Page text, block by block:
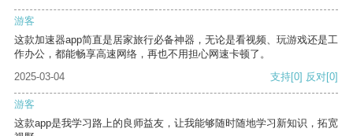
游客
这款加速器app简直是居家旅行必备神器，无论是看视频、玩游戏还是工
作办公，都能畅享高速网络，再也不用担心网速卡顿了。
2025-03-04
支持[0] 反对[0]
游客
这款app是我学习路上的良师益友，让我能够随时随地学习新知识，拓宽